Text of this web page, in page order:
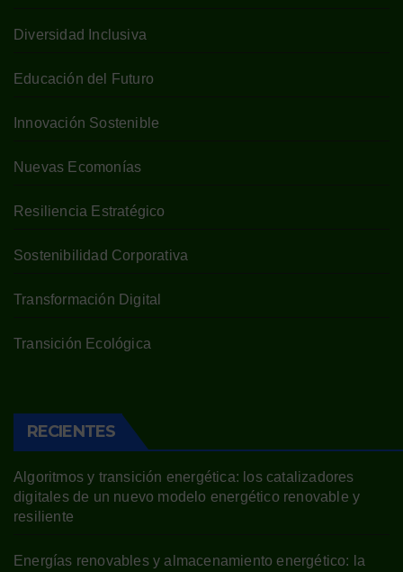
Diversidad Inclusiva
Educación del Futuro
Innovación Sostenible
Nuevas Ecomonías
Resiliencia Estratégico
Sostenibilidad Corporativa
Transformación Digital
Transición Ecológica
RECIENTES
Algoritmos y transición energética: los catalizadores
digitales de un nuevo modelo energético renovable y
resiliente
Energías renovables y almacenamiento energético: la